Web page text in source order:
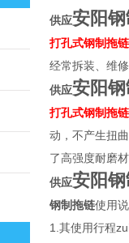
供应安阳
打孔式钢制拖链
经常拆装、维
供应安阳
打孔式钢制拖链
动，不产生扭
了高强度耐磨
供应安阳
钢制拖链使用
1.其使用行程